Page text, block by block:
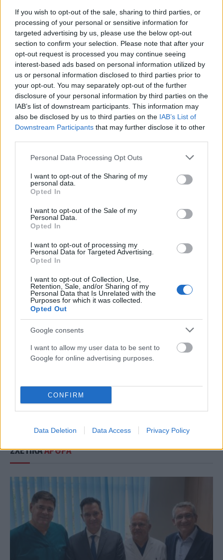
If you wish to opt-out of the sale, sharing to third parties, or
processing of your personal or sensitive information for
targeted advertising by us, please use the below opt-out
section to confirm your selection. Please note that after your
opt-out request is processed you may continue seeing
interest-based ads based on personal information utilized by
us or personal information disclosed to third parties prior to
your opt-out. You may separately opt-out of the further
disclosure of your personal information by third parties on the
IAB’s list of downstream participants. This information may
also be disclosed by us to third parties on the IAB’s List of
Downstream Participants that may further disclose it to other
Please note that this website/app uses one or more Google
not limited to your visit or usage behaviour. You may click to
grant or deny consent to Google and its third-party tags to
use your data for below specified purposes in below Google
consent section.
Personal Data Processing Opt Outs
I want to opt-out of the Sharing of my
personal data.
Opted In
I want to opt-out of the Sale of my
Personal Data.
Opted In
I want to opt-out of processing my
Personal Data for Targeted Advertising.
Opted In
I want to opt-out of Collection, Use,
Retention, Sale, and/or Sharing of my
Personal Data that Is Unrelated with the
Purposes for which it was collected.
Opted Out
Google consents
I want to allow my user data to be sent to
Google for online advertising purposes.
CONFIRM
Data Deletion Data Access Privacy Policy
το Παρατηρητήριο Τιμών και Προδιαγραφών με μεγάλη
συμμετοχή του Ιδιωτικού Τομέα, που θα αποτελέσει σημείο
αναφοράς στα έργα, δημόσια και ιδιωτικά, κάτι που η αγορά
ζητούσε για δεκαετίες και η κρίση της Ουκρανίας ανέδειξε
την αξία του».
Κλείνοντας ο κ. Καραγιάννης έστειλε σαφές μήνυμα ότι «τα
τρόπος για να πάει η χώρα μπροστά».
Γιώργος Καραγιάννης Υφυπουργός Υποδομών και Μεταφορών
Facebook Twitter Pinterest LinkedIn
ΠΡΟΗΓΟΎΜΕΝΟ ΆΡΘΡΟ
«Η Ελλάδα είναι πολύ
ισχυρότερη σε σχέση με πριν
από τρία χρόνια» διαμηνύει
από τη Θεσσαλονίκη ο
Μητσοτάκης
ΕΠΌΜΕΝΟ ΆΡΘΡΟ
ΟΧΙ στον πόλεμο, ΝΑΙ σε
στους επίδοξους εισβολείς
ΕΛΕΑΝΑ ΖΑΜΠΑΡΑ
ΣΧΕΤΙΚΑΑΡΘΡΑ